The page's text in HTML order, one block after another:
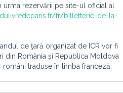
urma rezervării pe site-ul oficial al
fr/billetterie-de-la-
de ţară organizat de ICR vor fi
din România și Republica Moldova
traduse în limba franceză.